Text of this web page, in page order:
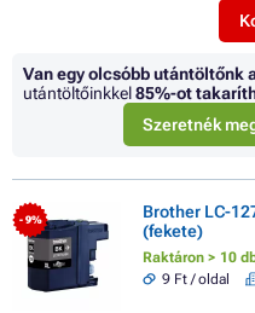
Van egy olcsóbb utántöltőnk
utántöltőinkkel85%-ot
Szeretnék
- 9%
Brother LC-
(fekete)
Raktáron > 10
9 Ft / oldal